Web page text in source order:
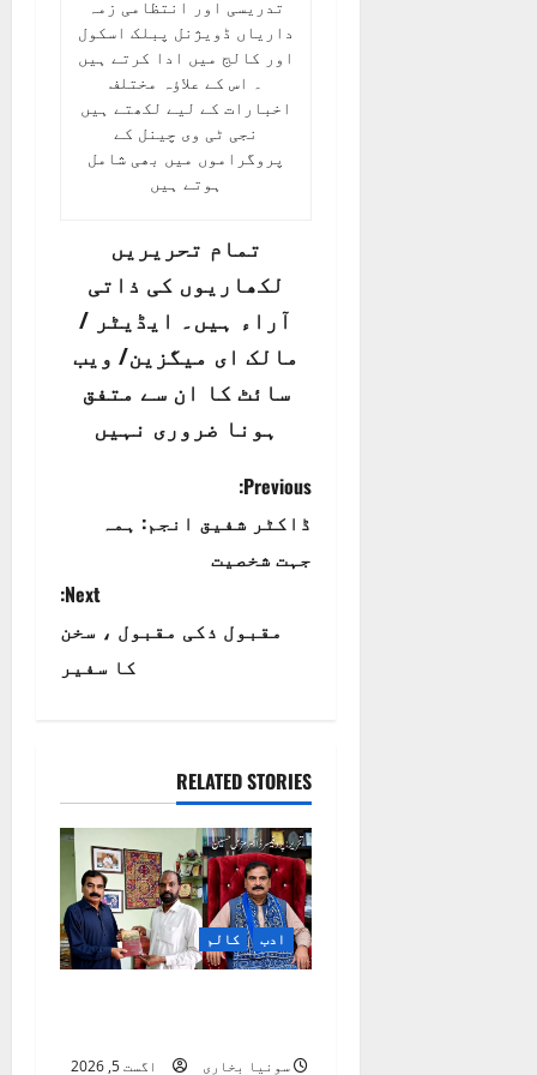
تدریسی اور انتظامی زمہ
داریاں ڈویژنل پبلک اسکول
اور کالج میں ادا کرتے ہیں
۔ اس کے علاؤہ مختلف
اخبارات کے لیے لکھتے ہیں
نجی ٹی وی چینل کے
پروگراموں میں بھی شامل
ہوتے ہیں
تمام تحریریں
لکھاریوں کی ذاتی
آراء ہیں۔ ایڈیٹر /
مالک ای میگزین/ ویب
سائٹ کا ان سے متفق
ہونا ضروری نہیں
P
o
v
i
g
a
i
Previous:
ڈاکٹر شفیق انجم: ہمہ
جہت شخصیت
Next:
مقبول ذکی مقبول ، سخن
کا سفیر
RELATED STORIES
ادب کالم
سونیا بخاری
اگست 5, 2026